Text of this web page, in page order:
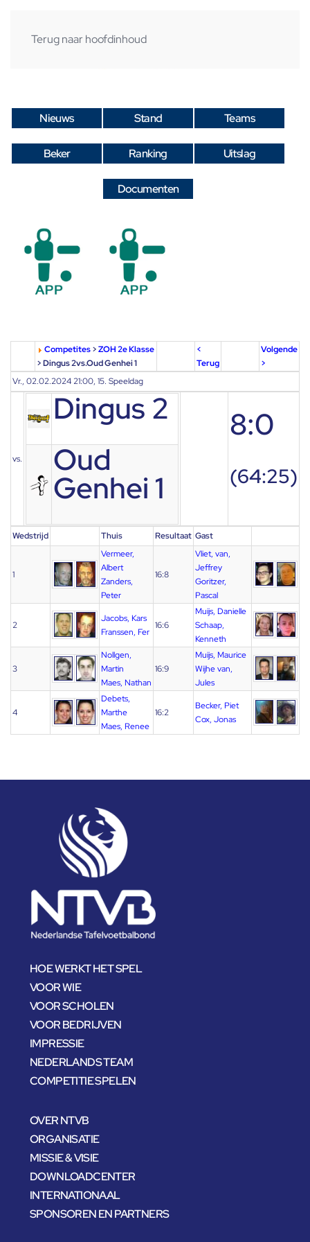
Terug naar hoofdinhoud
Nieuws Stand Teams
Beker Ranking Uitslag
Documenten
Competites>ZOH 2e Klasse
> Dingus 2vs.Oud Genhei 1
<
Terug
Volgende
>
Vr., 02.02.2024 21:00, 15. Speeldag
vs.
Dingus 2
Oud
Genhei 1
8:0
(64:25)
Wedstrijd Thuis Resultaat Gast
1
Vermeer,
Albert
Zanders,
Peter
16:8
Vliet, van,
Jeffrey
Goritzer,
Pascal
2
Jacobs, Kars
Franssen, Fer
16:6
Muijs, Danielle
Schaap,
Kenneth
3
Nollgen,
Martin
Maes, Nathan
16:9
Muijs, Maurice
Wijhe van,
Jules
4
Debets,
Marthe
Maes, Renee
16:2
Becker, Piet
Cox, Jonas
HOE WERKT HET SPEL
VOOR WIE
VOOR SCHOLEN
VOOR BEDRIJVEN
IMPRESSIE
NEDERLANDS TEAM
COMPETITIE SPELEN
OVER NTVB
ORGANISATIE
MISSIE & VISIE
DOWNLOADCENTER
INTERNATIONAAL
SPONSOREN EN PARTNERS